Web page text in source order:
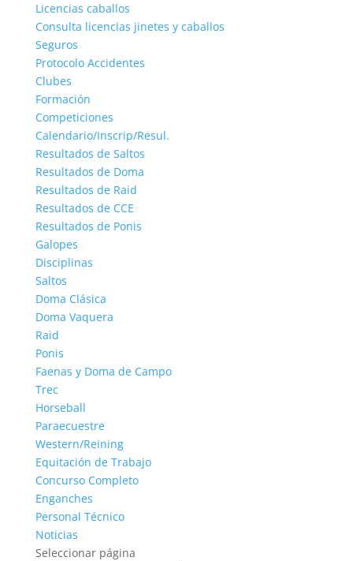
Licencias caballos
Consulta licencias jinetes y caballos
Seguros
Protocolo Accidentes
Clubes
Formación
Competiciones
Calendario/Inscrip/Resul.
Resultados de Saltos
Resultados de Doma
Resultados de Raid
Resultados de CCE
Resultados de Ponis
Galopes
Disciplinas
Saltos
Doma Clásica
Doma Vaquera
Raid
Ponis
Faenas y Doma de Campo
Trec
Horseball
Paraecuestre
Western/Reining
Equitación de Trabajo
Concurso Completo
Enganches
Personal Técnico
Noticias
Seleccionar página